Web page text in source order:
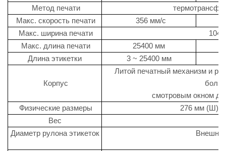
Метод печати
Макс. скорость печати
356 мм/с
Макс. ширина печати
104
Макс. длина печати
25400 мм
Длина этикетки
3 ~ 25400 мм
Корпус
Литой печатный механизм и
смотровым окном
Физические размеры
276 мм (Ш) x
Вес
Диаметр рулона этикеток